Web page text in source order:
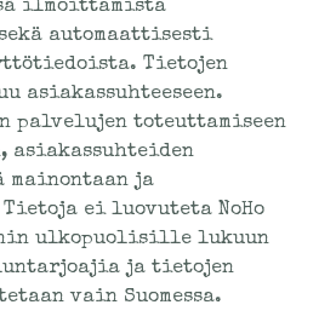
ilmoittamista
automaattisesti
Tietojen
asiakassuhteeseen.
palvelujen toteuttamiseen
asiakassuhteiden
mainontaan ja
ei luovuteta NoHo
ulkopuolisille lukuun
ja tietojen
vain Suomessa.